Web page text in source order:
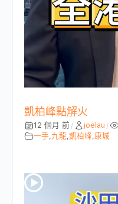
凱柏峰點解火
12 個月 前 / joelau /
一手,九龍,凱柏峰,康城